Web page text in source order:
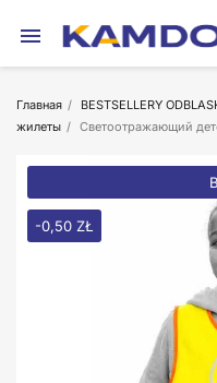

Главная BESTSELLERY
жилеты
Cветоотражающий
-0,50 ZŁ